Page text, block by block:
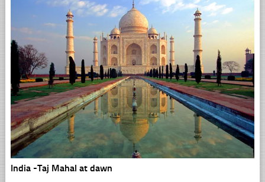
India -Taj Mahal at dawn